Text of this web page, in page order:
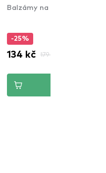
Balzámy na rty v tyčince
-25%
134 kč 179 kč